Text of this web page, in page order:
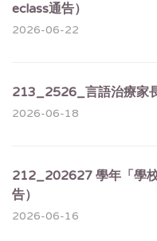
eclass通告）
2026-06-22
213_2526_言語治療家
2026-06-18
212_202627 學年「學
告）
2026-06-16